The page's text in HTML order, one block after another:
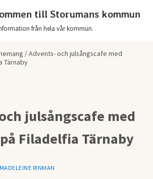
till Storumans kommun
från hela vår kommun.
/Advents- och julsångscafe med
Tärnaby
julsångscafe med
Filadelfia Tärnaby
MADELEINE RINMAN